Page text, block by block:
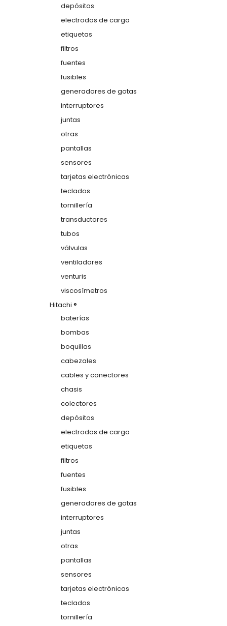
depósitos
electrodos de carga
etiquetas
filtros
fuentes
fusibles
generadores de gotas
interruptores
juntas
otras
pantallas
sensores
tarjetas electrónicas
teclados
tornillería
transductores
tubos
válvulas
ventiladores
venturis
viscosímetros
Hitachi ®
baterías
bombas
boquillas
cabezales
cables y conectores
chasis
colectores
depósitos
electrodos de carga
etiquetas
filtros
fuentes
fusibles
generadores de gotas
interruptores
juntas
otras
pantallas
sensores
tarjetas electrónicas
teclados
tornillería